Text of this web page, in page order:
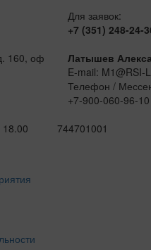
160, оф
Для заявок:
+7 (351) 248-24-
Латышев
E-mail: M1@RSI-
Телефон /
+7-900-060-96-10
744701001